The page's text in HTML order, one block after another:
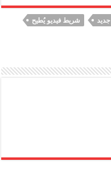
جديد
شريط فيديو يُطيح